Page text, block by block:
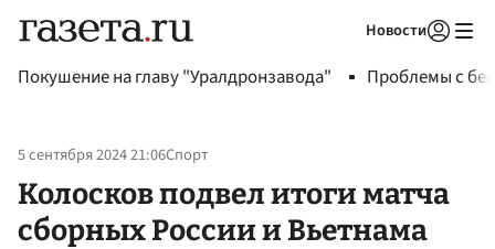
Новости
Покушение на главу "Уралдронзавода" Проблемы с
5 сентября 2024 21:06Спорт
Колосков подвел итоги матча
сборных России и Вьетнама